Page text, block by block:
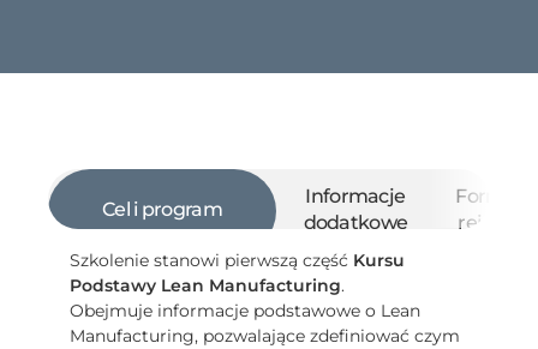
Cel i program
Informacje
dodatkowe
Szkolenie stanowi pierwszą część Kursu
Podstawy Lean Manufacturing.
Obejmuje informacje podstawowe o Lean
Manufacturing, pozwalające zdefiniować czym